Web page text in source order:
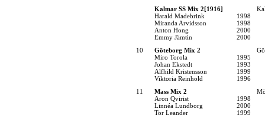
Kalmar SS Mix 2[1916]
Harald Madebrink
1998
Miranda Arvidsson
1998
Anton Hong
2000
Emmy Jämtin
2000
10
Göteborg Mix 2
Miro Torola
1995
Johan Ekstedt
1993
Alfhild Kristensson
1999
Viktoria Reinhold
1996
11
Mass Mix 2
Aron Qvirist
1998
Linnéa Lundborg
2000
Tor Leander
1999